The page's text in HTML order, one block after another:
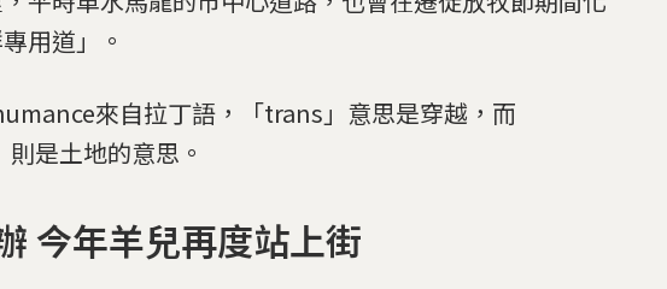
用道」。
來自拉丁語，「trans」意思是穿越，而
則是土地的意思。
今年羊兒再度站上街